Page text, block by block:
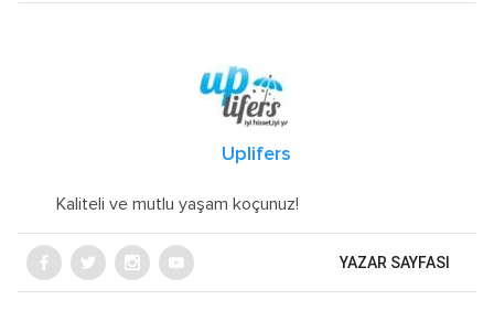
Uplifers
Kaliteli ve mutlu yaşam koçunuz!
YAZAR SAYFASI